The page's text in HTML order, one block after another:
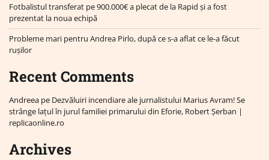
Fotbalistul transferat pe 900.000€ a plecat de la Rapid și a fost
prezentat la noua echipă
Probleme mari pentru Andrea Pirlo, după ce s-a aflat ce le-a făcut
rușilor
Recent Comments
Andreea pe Dezvăluiri incendiare ale jurnalistului Marius Avram! Se
strânge lațul în jurul familiei primarului din Eforie, Robert Șerban |
replicaonline.ro
Archives